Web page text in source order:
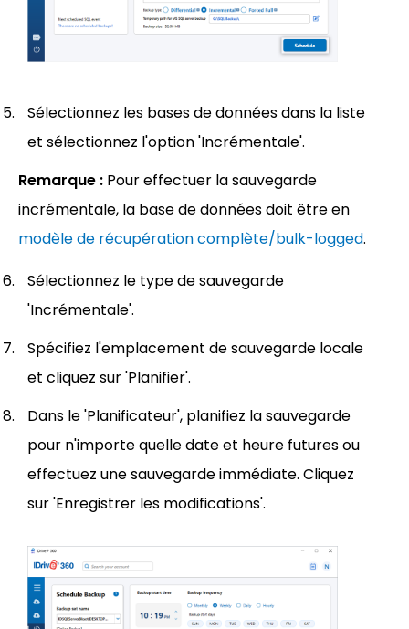
Sélectionnez les bases de données dans la liste
et sélectionnez l'option 'Incrémentale'.
Remarque : Pour effectuer la sauvegarde
incrémentale, la base de données doit être en
modèle de récupération complète/bulk-logged.
Sélectionnez le type de sauvegarde
'Incrémentale'.
Spécifiez l'emplacement de sauvegarde locale
et cliquez sur 'Planifier'.
Dans le 'Planificateur', planifiez la sauvegarde
pour n'importe quelle date et heure futures ou
effectuez une sauvegarde immédiate. Cliquez
sur 'Enregistrer les modifications'.